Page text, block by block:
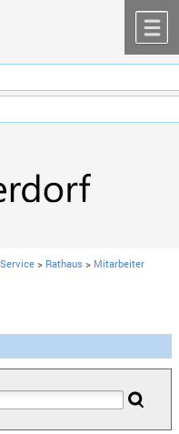
> Rathaus > Mitarbeiter